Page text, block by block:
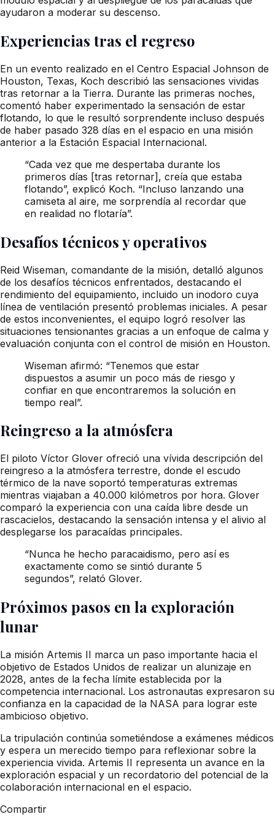
ayudaron a moderar su descenso.
Experiencias tras el regreso
En un evento realizado en el Centro Espacial Johnson de
Houston, Texas, Koch describió las sensaciones vividas
tras retornar a la Tierra. Durante las primeras noches,
comentó haber experimentado la sensación de estar
flotando, lo que le resultó sorprendente incluso después
de haber pasado 328 días en el espacio en una misión
anterior a la Estación Espacial Internacional.
“Cada vez que me despertaba durante los
primeros días [tras retornar], creía que estaba
flotando”, explicó Koch. “Incluso lanzando una
camiseta al aire, me sorprendía al recordar que
en realidad no flotaría”.
Desafíos técnicos y operativos
Reid Wiseman, comandante de la misión, detalló algunos
de los desafíos técnicos enfrentados, destacando el
rendimiento del equipamiento, incluido un inodoro cuya
línea de ventilación presentó problemas iniciales. A pesar
de estos inconvenientes, el equipo logró resolver las
situaciones tensionantes gracias a un enfoque de calma y
evaluación conjunta con el control de misión en Houston.
Wiseman afirmó: “Tenemos que estar
dispuestos a asumir un poco más de riesgo y
confiar en que encontraremos la solución en
tiempo real”.
Reingreso a la atmósfera
El piloto Víctor Glover ofreció una vívida descripción del
reingreso a la atmósfera terrestre, donde el escudo
térmico de la nave soportó temperaturas extremas
mientras viajaban a 40.000 kilómetros por hora. Glover
comparó la experiencia con una caída libre desde un
rascacielos, destacando la sensación intensa y el alivio al
desplegarse los paracaídas principales.
“Nunca he hecho paracaidismo, pero así es
exactamente como se sintió durante 5
segundos”, relató Glover.
Próximos pasos en la exploración
lunar
La misión Artemis II marca un paso importante hacia el
objetivo de Estados Unidos de realizar un alunizaje en
2028, antes de la fecha límite establecida por la
competencia internacional. Los astronautas expresaron su
confianza en la capacidad de la NASA para lograr este
ambicioso objetivo.
La tripulación continúa sometiéndose a exámenes médicos
y espera un merecido tiempo para reflexionar sobre la
experiencia vivida. Artemis II representa un avance en la
exploración espacial y un recordatorio del potencial de la
colaboración internacional en el espacio.
Compartir